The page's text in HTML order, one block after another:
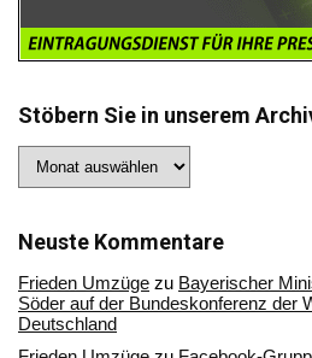
Stöbern Sie in unserem
Sie
Archiv
Neuste Kommentare
Frieden Umzüge zu Bayerischer
Söder auf der Bundeskonferenz der
Deutschland